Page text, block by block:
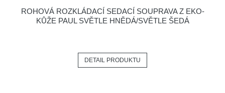
ROHOVÁ ROZKLÁDACÍ SEDACÍ SOUPRAVA Z EKO-
KŮŽE PAUL SVĚTLE HNĚDÁ/SVĚTLE ŠEDÁ
DETAIL PRODUKTU